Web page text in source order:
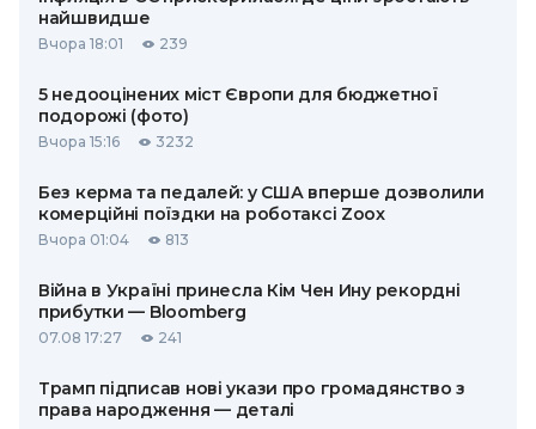
найшвидше
Вчора 18:01 239
5 недооцінених міст Європи для бюджетної
подорожі (фото)
Вчора 15:16 3232
Без керма та педалей: у США вперше дозволили
комерційні поїздки на роботаксі Zoox
Вчора 01:04 813
Війна в Україні принесла Кім Чен Ину рекордні
прибутки — Bloomberg
07.08 17:27 241
Трамп підписав нові укази про громадянство з
права народження — деталі